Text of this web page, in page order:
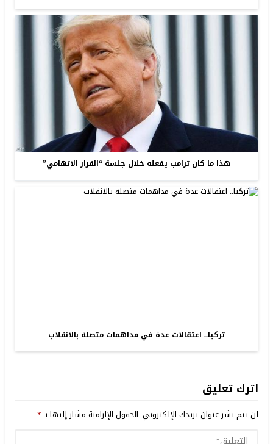
هذا ما كان ترامب يفعله خلال جلسة “القرار الاتهامي”
تركيا.. اعتقالات عدة في مداهمات متصلة بالانقلاب
اترك تعليق
لن يتم نشر عنوان بريدك الإلكتروني. الحقول الإلزامية مشار إليها بـ*